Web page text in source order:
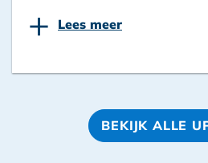
+ Lees meer
BEKIJK ALLE